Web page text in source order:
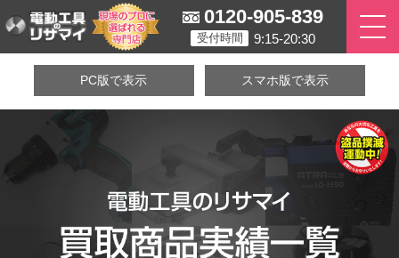
0120-905-839
受付時間 9:15-20:30
PC版で表示 スマホ版で表示